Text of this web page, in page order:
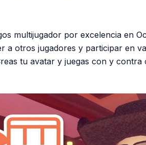
multijugador por excelencia en
a otros jugadores y participar en
tu avatar y juegas con y contra